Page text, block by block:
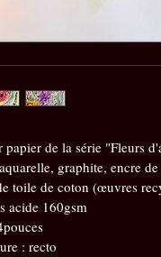
de la série "Fleurs
graphite, encre
toile de coton (œuvres
acide 160gsm
: recto